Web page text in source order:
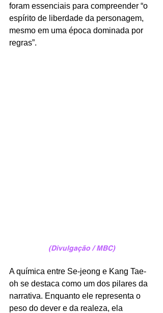
foram essenciais para compreender “o
espírito de liberdade da personagem,
mesmo em uma época dominada por
regras”.
(Divulgação / MBC)
A química entre Se-jeong e Kang Tae-
oh se destaca como um dos pilares da
narrativa. Enquanto ele representa o
peso do dever e da realeza, ela